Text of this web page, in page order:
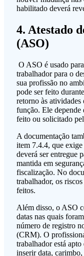
habilitado deverá
4. Atestado
(ASO)
O ASO é usado
trabalhador para o
sua profissão no
pode ser feito
retorno às atividades
função. Ele depende
feito ou solicitado
A documentação
item 7.4.4, que exige
deverá ser entregue
mantida em
fiscalização. No
trabalhador, os
feitos.
Além disso, o ASO
datas nas quais
número de registro
(CRM). O
trabalhador está
inserir data, carimbo,